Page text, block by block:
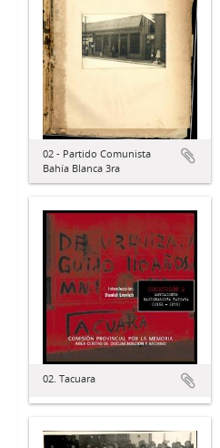
02 - Partido Comunista
Bahía Blanca 3ra
02. Tacuara